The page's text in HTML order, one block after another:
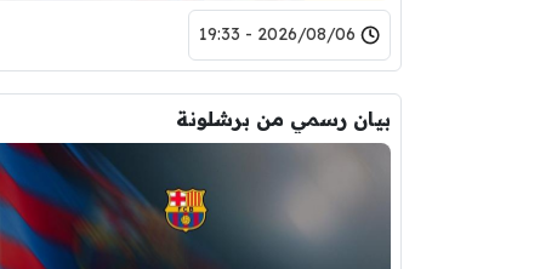
2026/08/06 - 19:33
بيان رسمي من برشلونة